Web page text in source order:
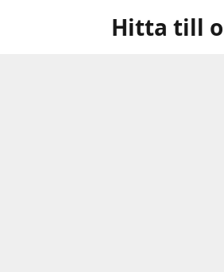
Hitta till